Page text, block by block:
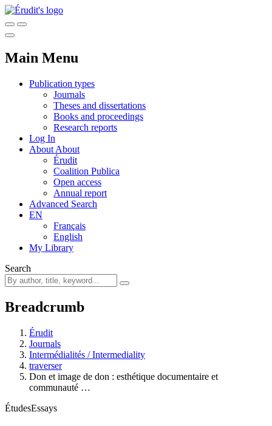
Main Menu
Publication types
Journals
Theses and dissertations
Books and proceedings
Research reports
Log In
About About
Érudit
Coalition Publica
Open access
Annual report
Advanced Search
EN
Français
English
My Library
Search
Breadcrumb
Érudit
Journals
Intermédialités / Intermediality
traverser
Don et image de don : esthétique documentaire et
communauté …
ÉtudesEssays